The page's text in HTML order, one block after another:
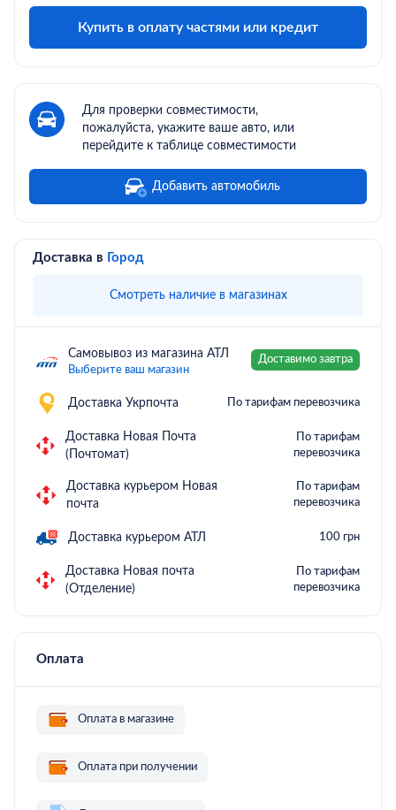
Для проверки совместимости,
пожалуйста, укажите ваше авто, или
перейдите к таблице совместимости
Добавить автомобиль
Доставка в Город
Смотреть наличие в магазинах
Самовывоз из магазина АТЛ
Выберите ваш магазин
Доставимо завтра
Доставка Укрпочта По тарифам перевозчика
Доставка Новая Почта
(Почтомат)
По тарифам
перевозчика
Доставка курьером Новая
почта
По тарифам
перевозчика
Доставка курьером АТЛ 100 грн
Доставка Новая почта
(Отделение)
По тарифам
перевозчика
Оплата
Оплата в магазине
Оплата при получении
Купить в оплату частями или кредит